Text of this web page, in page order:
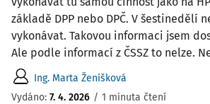
základě DPP nebo DPČ. V šestinedělí
vykonávat. Takovou informaci jsem
Ale podle informací z ČSSZ to nelze.
Ing. Marta Ženíšková
Vydáno: 7. 4. 2026 / 1 minuta čtení